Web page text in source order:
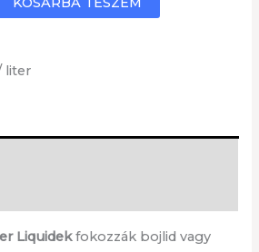
liter
Liquidekfokozzák bojlid vagy